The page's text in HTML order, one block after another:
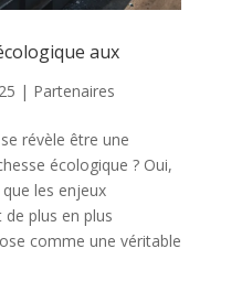
aux
| Partenaires
révèle être une
écologique ? Oui,
les enjeux
plus en plus
comme une véritable